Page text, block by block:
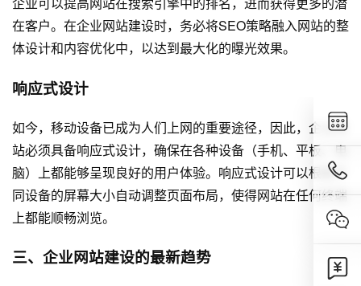
在客户。在企业网站建设时，务必将SEO策略融入网站的整
体设计和内容优化中，以达到最大化的曝光效果。
响应式设计
如今，移动设备已成为人们上网的重要途径，因此，企业网
站必须具备响应式设计，确保在各种设备（手机、平板、电
脑）上都能够呈现良好的用户体验。响应式设计可以根据不
同设备的屏幕大小自动调整页面布局，使得网站在任何终端
上都能顺畅浏览。
三、企业网站建设的最新趋势